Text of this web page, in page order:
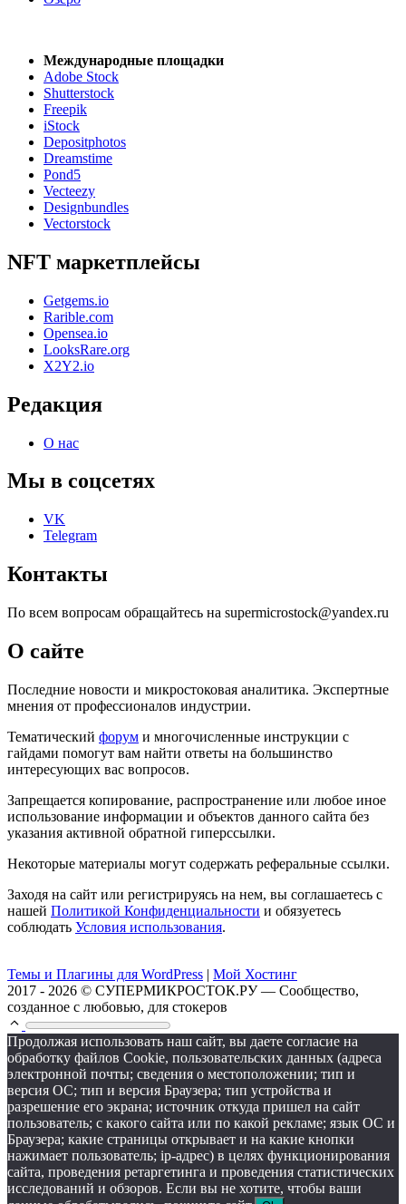
Международные площадки
Adobe Stock
Shutterstock
Freepik
iStock
Depositphotos
Dreamstime
Pond5
Vecteezy
Designbundles
Vectorstock
NFT маркетплейсы
Getgems.io
Rarible.com
Opensea.io
LooksRare.org
X2Y2.io
Редакция
О нас
Мы в соцсетях
VK
Telegram
Контакты
По всем вопросам обращайтесь на supermicrostock@yandex.ru
О сайте
Последние новости и микростоковая аналитика. Экспертные
мнения от профессионалов индустрии.
Тематический форум и многочисленные инструкции с
гайдами помогут вам найти ответы на большинство
интересующих вас вопросов.
Запрещается копирование, распространение или любое иное
использование информации и объектов данного сайта без
указания активной обратной гиперссылки.
Некоторые материалы могут содержать реферальные ссылки.
Заходя на сайт или регистрируясь на нем, вы соглашаетесь с
нашей Политикой Конфиденциальности и обязуетесь
соблюдать Условия использования.
Темы и Плагины для WordPress | Мой Хостинг
2017 - 2026 © СУПЕРМИКРОСТОК.РУ — Сообщество,
созданное с любовью, для стокеров
Продолжая использовать наш сайт, вы даете согласие на
обработку файлов Cookie, пользовательских данных (адреса
электронной почты; сведения о местоположении; тип и
версия ОС; тип и версия Браузера; тип устройства и
разрешение его экрана; источник откуда пришел на сайт
пользователь; с какого сайта или по какой рекламе; язык ОС и
Браузера; какие страницы открывает и на какие кнопки
нажимает пользователь; ip-адрес) в целях функционирования
сайта, проведения ретаргетинга и проведения статистических
исследований и обзоров. Если вы не хотите, чтобы ваши